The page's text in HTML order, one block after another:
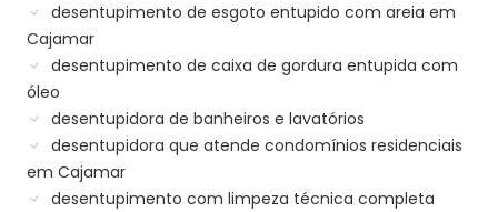
desentupimento de esgoto entupido com areia em
Cajamar
desentupimento de caixa de gordura entupida com
óleo
desentupidora de banheiros e lavatórios
desentupidora que atende condomínios residenciais
em Cajamar
desentupimento com limpeza técnica completa